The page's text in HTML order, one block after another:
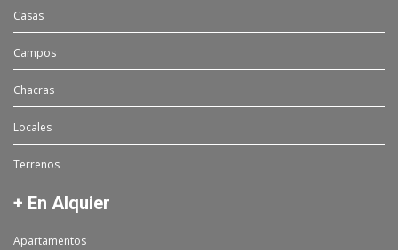
Casas
Campos
Chacras
Locales
Terrenos
+ En Alquier
Apartamentos